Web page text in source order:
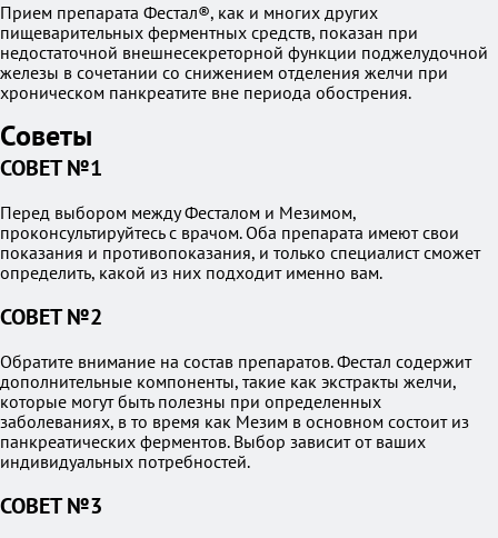
Прием препарата Фестал®, как и многих других
пищеварительных ферментных средств, показан при
недостаточной внешнесекреторной функции поджелудочной
железы в сочетании со снижением отделения желчи при
хроническом панкреатите вне периода обострения.
Советы
СОВЕТ №1
Перед выбором между Фесталом и Мезимом,
проконсультируйтесь с врачом. Оба препарата имеют свои
показания и противопоказания, и только специалист сможет
определить, какой из них подходит именно вам.
СОВЕТ №2
Обратите внимание на состав препаратов. Фестал содержит
дополнительные компоненты, такие как экстракты желчи,
которые могут быть полезны при определенных
заболеваниях, в то время как Мезим в основном состоит из
панкреатических ферментов. Выбор зависит от ваших
индивидуальных потребностей.
СОВЕТ №3